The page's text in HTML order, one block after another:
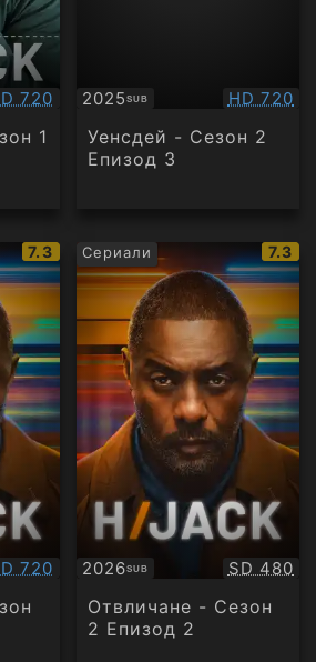
720
1
2025SUB
Субтитри HD 720
Уенсдей - Сезон 2
Епизод 3
IMDb
рейтинг:
7.3
720
Сериали
IMDb
7.3
2026SUB
Субтитри SD 480
Отвличане - Сезон
2 Епизод 2